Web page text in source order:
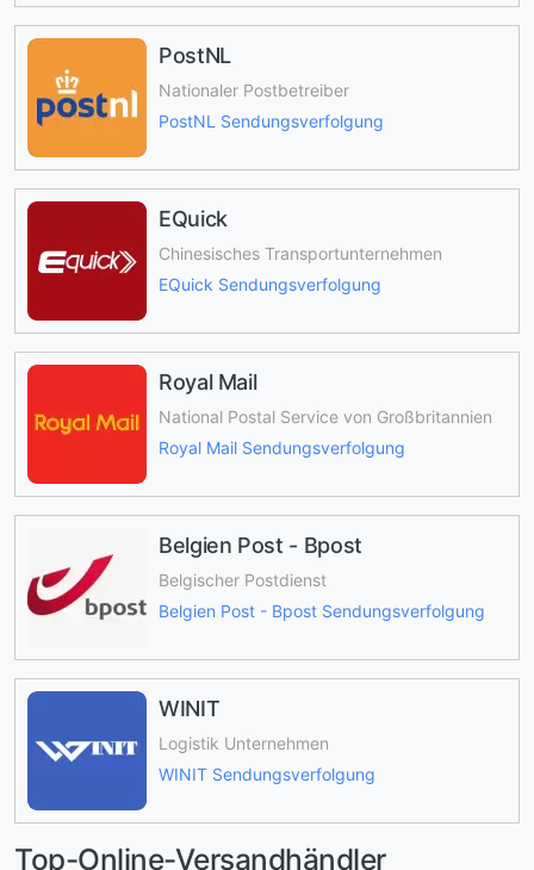
PostNL
Nationaler Postbetreiber
PostNL Sendungsverfolgung
EQuick
Chinesisches Transportunternehmen
EQuick Sendungsverfolgung
Royal Mail
National Postal Service von Großbritannien
Royal Mail Sendungsverfolgung
Belgien Post - Bpost
Belgischer Postdienst
Belgien Post - Bpost Sendungsverfolgung
WINIT
Logistik Unternehmen
WINIT Sendungsverfolgung
Top-Online-Versandhändler